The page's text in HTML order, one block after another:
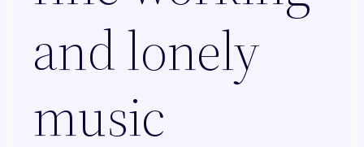
and lonely
music